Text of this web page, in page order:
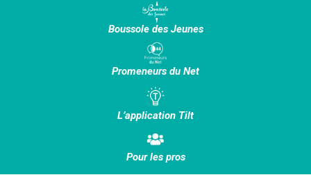
Boussole des Jeunes
Promeneurs du Net
L’application Tilt
Pour les pros